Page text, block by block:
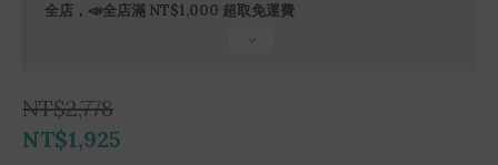
全店，📣全店滿 NT$1,000 超取免運費
NT$2,778
NT$1,925